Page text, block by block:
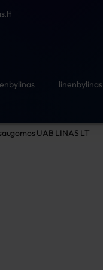
linenbylinas
UAB LINAS LT